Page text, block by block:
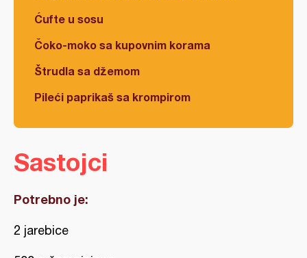
Ćufte u sosu
Čoko-moko sa kupovnim korama
Štrudla sa džemom
Pileći paprikaš sa krompirom
Sastojci
Potrebno je:
2 jarebice